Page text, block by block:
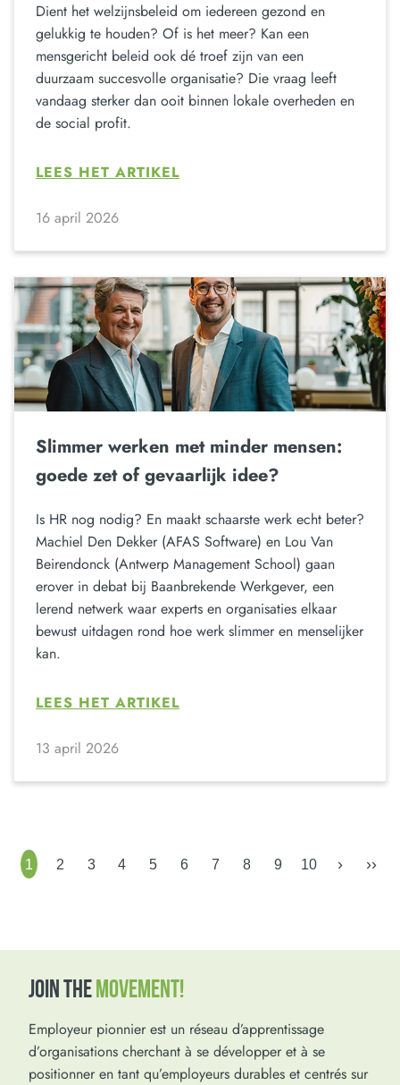
Dient het welzijnsbeleid om iedereen gezond en
gelukkig te houden? Of is het meer? Kan een
mensgericht beleid ook dé troef zijn van een
duurzaam succesvolle organisatie? Die vraag leeft
vandaag sterker dan ooit binnen lokale overheden en
de social profit.
LEES HET ARTIKEL
16 april 2026
Slimmer werken met minder mensen:
goede zet of gevaarlijk idee?
Is HR nog nodig? En maakt schaarste werk echt beter?
Machiel Den Dekker (AFAS Software) en Lou Van
Beirendonck (Antwerp Management School) gaan
erover in debat bij Baanbrekende Werkgever, een
lerend netwerk waar experts en organisaties elkaar
bewust uitdagen rond hoe werk slimmer en menselijker
kan.
LEES HET ARTIKEL
13 april 2026
1 2 3 4 5 6 7 8 9 10 › ››
JOIN THEMOVEMENT!
Employeur pionnier est un réseau d’apprentissage
d’organisations cherchant à se développer et à se
positionner en tant qu’employeurs durables et centrés sur